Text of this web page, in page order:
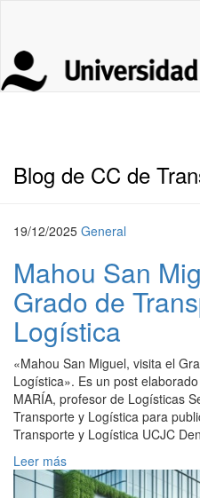
Blog de CC de
19/12/2025 General
Mahou San
Grado de
Logística
«Mahou San Miguel, visita el
Logística». Es un post
MARÍA, profesor de Logísticas
Transporte y Logística para
Transporte y Logística UCJC
Leer más